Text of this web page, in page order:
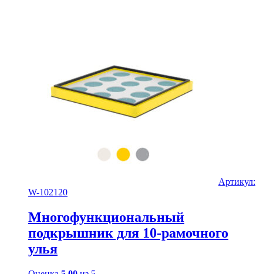
Артикул:
W-102120
Многофункциональный
подкрышник для 10-рамочного
улья